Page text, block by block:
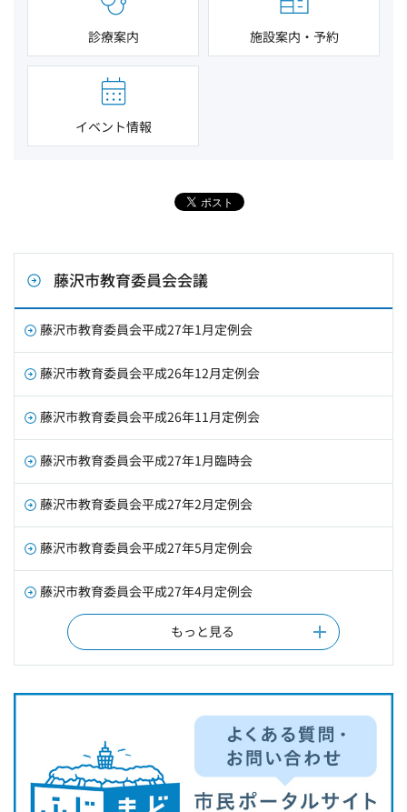
診療案内 施設案内・予約
イベント情報
藤沢市教育委員会会議
藤沢市教育委員会平成27年1月定例会
藤沢市教育委員会平成26年12月定例会
藤沢市教育委員会平成26年11月定例会
藤沢市教育委員会平成27年1月臨時会
藤沢市教育委員会平成27年2月定例会
藤沢市教育委員会平成27年5月定例会
藤沢市教育委員会平成27年4月定例会
もっと見る